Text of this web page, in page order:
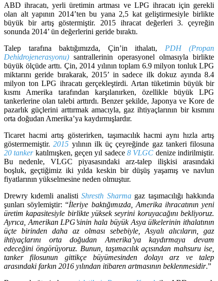
ABD ihracatı, yerli üretimin artması ve LPG ihracatı için gerekli
olan alt yapının 2014’ten bu yana 2,5 kat geliştirmesiyle birlikte
büyük bir artış göstermiştir. 2015 ihracat değerleri 3. çeyreğin
sonunda 2014’ ün değerlerini geride bıraktı.
Talep tarafına baktığımızda, Çin’in ithalatı, PDH (Propan
Dehidrojenerasyonu) santrallerinin operasyonel olmasıyla birlikte
büyük ölçüde arttı. Çin, 2014 yılının toplam 6.9 milyon tonluk LPG
miktarını geride bırakarak, 2015’ in sadece ilk dokuz ayında 8.4
milyon ton LPG ihracatı gerçekleştirdi. Artan tüketimin büyük bir
kısmı Amerika tarafından karşılanırken, özellikle büyük LPG
tankerlerine olan talebi arttırdı. Benzer şekilde, Japonya ve Kore de
pazarlık güçlerini arttırmak amacıyla, gaz ihtiyaçlarının bir kısmını
orta doğudan Amerika’ya kaydırmışlardır.
Ticaret hacmi artış gösterirken, taşımacılık hacmi aynı hızla artış
göstermemiştir.2015 yılının ilk üç çeyreğinde gaz tankeri filosuna
20 tankerkatılmışken, geçen yıl sadece8 VLGC denize indirilmiştir.
Bu nedenle, VLGC piyasasındaki arz-talep ilişkisi arasındaki
boşluk, geçtiğimiz iki yılda keskin bir düşüş yaşamış ve navlun
fiyatlarının yükselmesine neden olmuştur.
Drewry kıdemli analistiShresth Sharmagaz taşımacılığı hakkında
şunları söylemiştir: “İleriye baktığımızda, Amerika ihracatının yeni
üretim kapasitesiyle birlikte yüksek seyrini koruyacağını bekliyoruz.
Ayrıca, Amerikan LPG’sinin hala büyük Asya ülkelerinin ithalatının
üçte birinden daha az olması sebebiyle, Asyalı alıcıların, gaz
ihtiyaçlarını orta doğudan Amerika’ya kaydırmaya devam
edeceğini öngörüyoruz. Bunun, taşımacılık açısından mahsuru ise,
tanker filosunun gittikçe büyümesinden dolayı arz ve talep
arasındaki farkın 2016 yılından itibaren artmasının beklenmesidir.”